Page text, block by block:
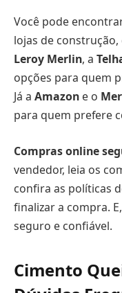
Você pode
lojas de
Leroy Merlin, a
opções para quem
Já a Amazon e o
para quem prefere
Compras online
vendedor, leia os
confira as políticas
finalizar a compra.
seguro e confiável.
Cimento